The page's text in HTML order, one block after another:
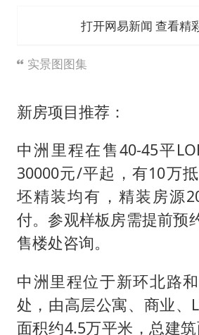
打开网易新闻 查看精
实景图图集
新房项目推荐：
中洲里程在售40-45平
30000元/平起，有10万
坯精装均有，精装房源
付。参观样板房需提前预
售楼处咨询。
中洲里程位于新环北路
处，由高层公寓、商业、
面积约4.5万平米，总建